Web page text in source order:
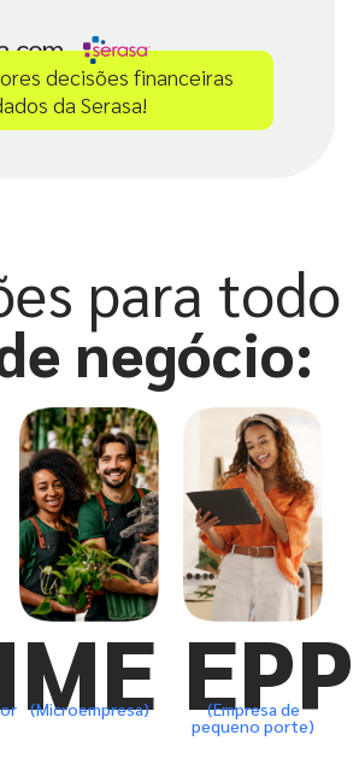
com
decisões financeiras
da Serasa!
para todo
negócio:
ME
(Microempresa) EPP
(Empresa de
pequeno porte)